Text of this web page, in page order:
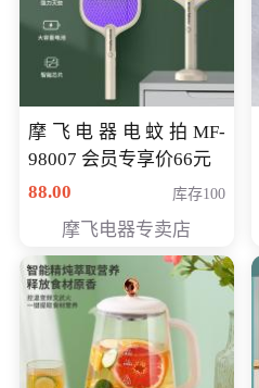
摩飞电器电蚊拍MF-
98007 会员专享价66元
88.00
库存100
摩飞电器专卖店